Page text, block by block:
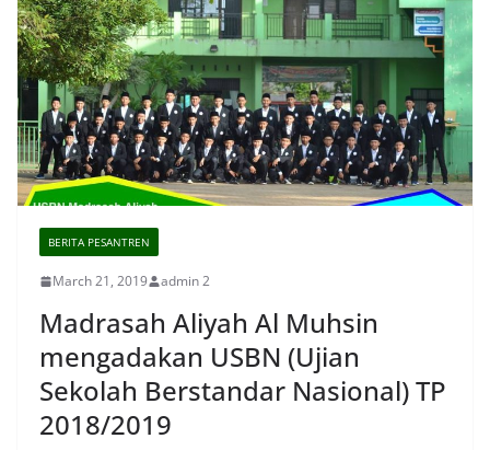
BERITA PESANTREN
March 21, 2019 admin 2
Madrasah Aliyah Al Muhsin
mengadakan USBN (Ujian
Sekolah Berstandar Nasional) TP
2018/2019